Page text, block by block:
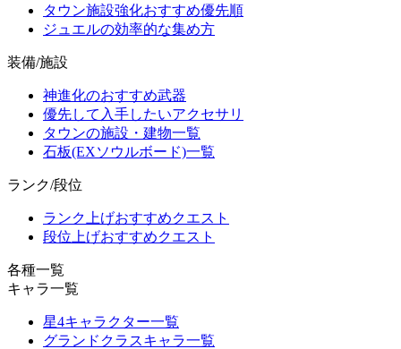
タウン施設強化おすすめ優先順
ジュエルの効率的な集め方
装備/施設
神進化のおすすめ武器
優先して入手したいアクセサリ
タウンの施設・建物一覧
石板(EXソウルボード)一覧
ランク/段位
ランク上げおすすめクエスト
段位上げおすすめクエスト
各種一覧
キャラ一覧
星4キャラクター一覧
グランドクラスキャラ一覧